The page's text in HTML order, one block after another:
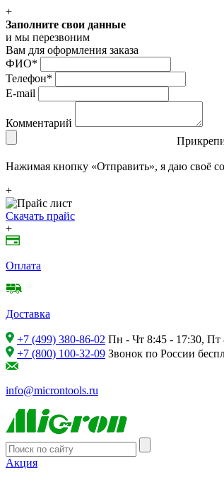
+
Заполните свои данные
и мы перезвоним
Вам для оформления заказа
ФИО*
Телефон*
E-mail
Комментарий
Нажимая кнопку «Отправить», я даю своё
+
Скачать прайс
+
Оплата
Доставка
+7 (499) 380-86-02 Пн - Чт 8:45 - 17:30, Пт
+7 (800) 100-32-09 Звонок по России
info@microntools.ru
Акция